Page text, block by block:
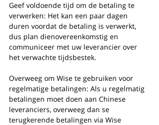
Geef voldoende tijd om de betaling te
verwerken: Het kan een paar dagen
duren voordat de betaling is verwerkt,
dus plan dienovereenkomstig en
communiceer met uw leverancier over
het verwachte tijdsbestek.
Overweeg om Wise te gebruiken voor
regelmatige betalingen: Als u regelmatig
betalingen moet doen aan Chinese
leveranciers, overweeg dan se
terugkerende betalingen via Wise